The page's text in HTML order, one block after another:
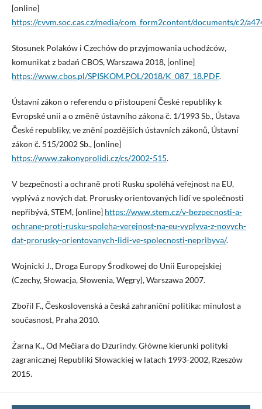
[online]
https://cvvm.soc.cas.cz/media/com_form2content/documents/c2/
Stosunek Polaków i Czechów do przyjmowania uchodźców,
komunikat z badań CBOS, Warszawa 2018, [online]
https://www.cbos.pl/SPISKOM.POL/2018/K_087_18.PDF.
Ústavní zákon o referendu o přistoupení České republiky k
Evropské unii a o změně ústavního zákona č. 1/1993 Sb., Ústava
České republiky, ve znění pozdějších ústavních zákonů, Ústavní
zákon č. 515/2002 Sb., [online]
https://www.zakonyprolidi.cz/cs/2002-515.
V bezpečnosti a ochraně proti Rusku spoléhá veřejnost na EU,
vyplývá z nových dat. Prorusky orientovaných lidí ve společnosti
nepřibývá, STEM, [online] https://www.stem.cz/v-bezpecnosti-a-
ochrane-proti-rusku-spoleha-verejnost-na-eu-vyplyva-z-novych-
dat-prorusky-orientovanych-lidi-ve-spolecnosti-nepribyva/.
Wojnicki J., Droga Europy Środkowej do Unii Europejskiej
(Czechy, Słowacja, Słowenia, Węgry), Warszawa 2007.
Zbořil F., Československá a česká zahraniční politika: minulost a
současnost, Praha 2010.
Żarna K., Od Mečiara do Dzurindy. Główne kierunki polityki
zagranicznej Republiki Słowackiej w latach 1993-2002, Rzeszów
2015.